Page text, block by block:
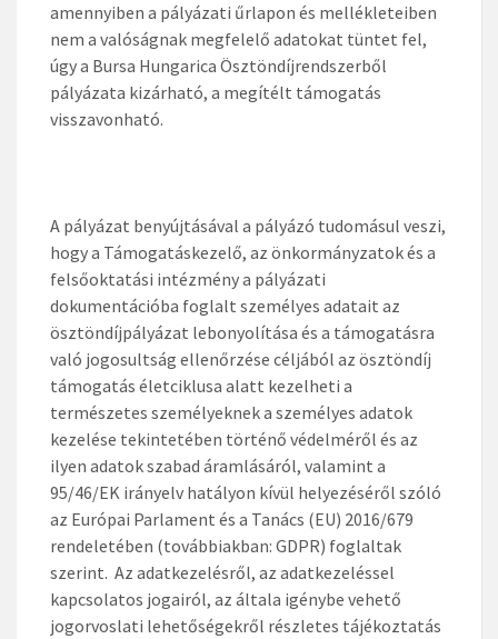
amennyiben a pályázati űrlapon és mellékleteiben
nem a valóságnak megfelelő adatokat tüntet fel,
úgy a Bursa Hungarica Ösztöndíjrendszerből
pályázata kizárható, a megítélt támogatás
visszavonható.
A pályázat benyújtásával a pályázó tudomásul veszi,
hogy a Támogatáskezelő, az önkormányzatok és a
felsőoktatási intézmény a pályázati
dokumentációba foglalt személyes adatait az
ösztöndíjpályázat lebonyolítása és a támogatásra
való jogosultság ellenőrzése céljából az ösztöndíj
támogatás életciklusa alatt kezelheti a
természetes személyeknek a személyes adatok
kezelése tekintetében történő védelméről és az
ilyen adatok szabad áramlásáról, valamint a
95/46/EK irányelv hatályon kívül helyezéséről szóló
az Európai Parlament és a Tanács (EU) 2016/679
rendeletében (továbbiakban: GDPR) foglaltak
szerint. Az adatkezelésről, az adatkezeléssel
kapcsolatos jogairól, az általa igénybe vehető
jogorvoslati lehetőségekről részletes tájékoztatás